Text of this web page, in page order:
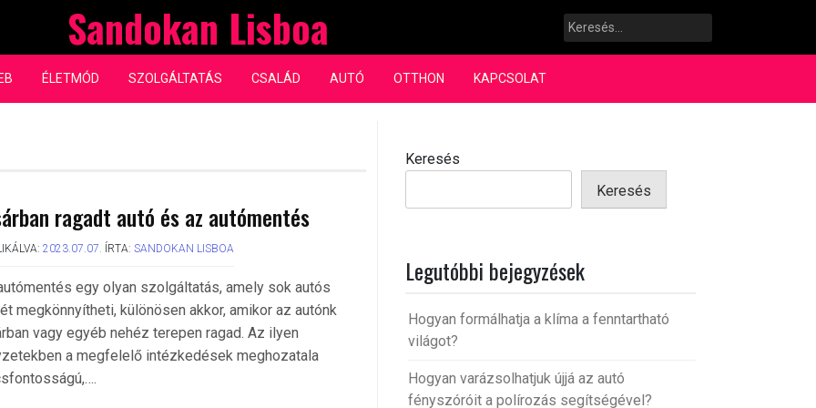
Sandokan Lisboa Keresés:
ÉLETMÓD SZOLGÁLTATÁS CSALÁD AUTÓ OTTHON KAPCSOLAT
ragadt autó és az autómentés
2023.07.07. ÍRTA: SANDOKAN LISBOA
egy olyan szolgáltatás, amely sok autós
megkönnyítheti, különösen akkor, amikor az autónk
vagy egyéb nehéz terepen ragad. Az ilyen
a megfelelő intézkedések meghozatala
Keresés
Keresés
Legutóbbi bejegyzések
Hogyan formálhatja a klíma a fenntartható
világot?
Hogyan varázsolhatjuk újjá az autó
fényszóróit a polírozás segítségével?